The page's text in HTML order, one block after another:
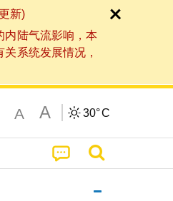
新)
内陆气流影响，本
系统发展情况，
A A 30°C